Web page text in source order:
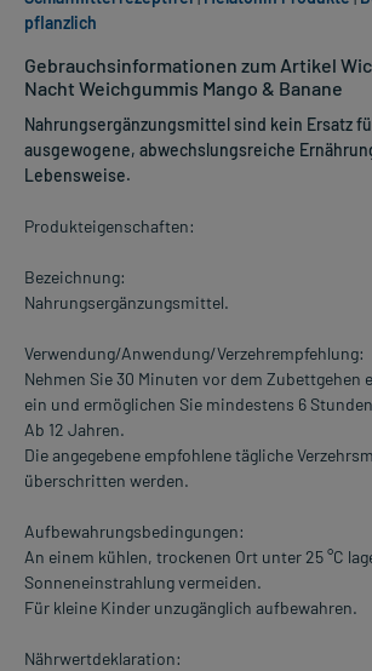
Gebrauchsinformationen zum Artikel
Nacht Weichgummis Mango & Banane
Nahrungsergänzungsmittel sind kein Ersatz
ausgewogene, abwechslungsreiche
Lebensweise.
Produkteigenschaften:
Bezeichnung:
Nahrungsergänzungsmittel.
Verwendung/Anwendung/Verzehrempfehlung:
Nehmen Sie 30 Minuten vor dem Zubettgehen
ein und ermöglichen Sie mindestens 6
Ab 12 Jahren.
Die angegebene empfohlene tägliche
überschritten werden.
Aufbewahrungsbedingungen:
An einem kühlen, trockenen Ort unter 25 °C
Sonneneinstrahlung vermeiden.
Für kleine Kinder unzugänglich aufbewahren.
Nährwertdeklaration:
pflanzlich